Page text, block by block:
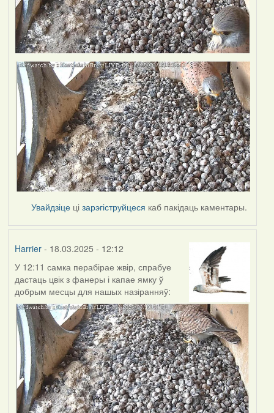
Увайдзіце цізарэгіструйцеся каб пакідаць каментары.
Harrier- 18.03.2025 - 12:12
У 12:11 самка перабірае жвір, спрабуе
дастаць цвік з фанеры і капае ямку ў
добрым месцы для нашых назіранняў: